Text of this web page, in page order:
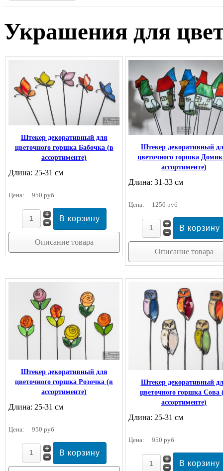
Украшения для
Штекер декоративный для
цветочного горшка Бабочка (в
ассортименте)
Длина: 25-31 см
Цена: 950 руб
Описание товара
Штекер декоративный
цветочного горшка
ассортименте)
Длина: 31-33 см
Цена: 1250 руб
Описание товара
Штекер декоративный для
цветочного горшка Розочка (в
ассортименте)
Длина: 25-31 см
Цена: 950 руб
Штекер декоративный
цветочного горшка Сова
ассортименте)
Длина: 25-31 см
Цена: 950 руб